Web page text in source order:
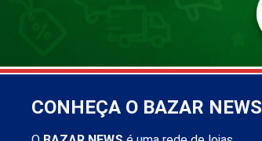
CONHEÇA O BAZAR NEWS